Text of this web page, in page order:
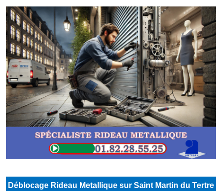
Déblocage Rideau Metallique sur Saint Martin du Tertre